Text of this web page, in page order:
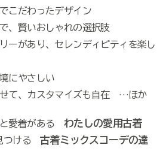
こだわったデザイン
賢いおしゃれの選択肢
があり、セレンディピティを楽し
にやさしい
て、カスタマイズも自在 …ほか
と愛着がある わたしの愛用古着
見つける古着ミックスコーデの達